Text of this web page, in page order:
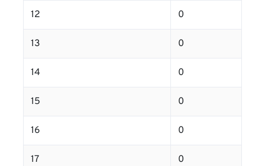
12 0
13 0
14 0
15 0
16 0
17 0